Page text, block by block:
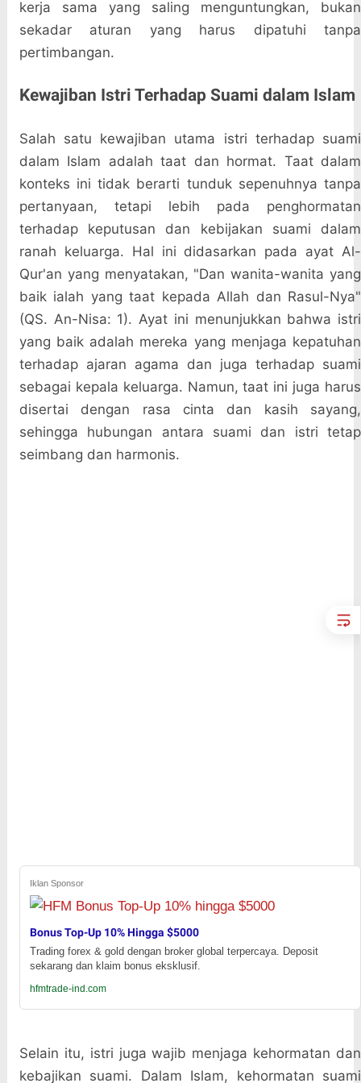
kerja sama yang saling menguntungkan, bukan
sekadar aturan yang harus dipatuhi tanpa
pertimbangan.
Kewajiban Istri Terhadap Suami dalam Islam
Salah satu kewajiban utama istri terhadap suami
dalam Islam adalah taat dan hormat. Taat dalam
konteks ini tidak berarti tunduk sepenuhnya tanpa
pertanyaan, tetapi lebih pada penghormatan
terhadap keputusan dan kebijakan suami dalam
ranah keluarga. Hal ini didasarkan pada ayat Al-
Qur'an yang menyatakan, "Dan wanita-wanita yang
baik ialah yang taat kepada Allah dan Rasul-Nya"
(QS. An-Nisa: 1). Ayat ini menunjukkan bahwa istri
yang baik adalah mereka yang menjaga kepatuhan
terhadap ajaran agama dan juga terhadap suami
sebagai kepala keluarga. Namun, taat ini juga harus
disertai dengan rasa cinta dan kasih sayang,
sehingga hubungan antara suami dan istri tetap
seimbang dan harmonis.
Iklan Sponsor
Bonus Top-Up 10% Hingga $5000
Trading forex & gold dengan broker global terpercaya. Deposit
sekarang dan klaim bonus eksklusif.
hfmtrade-ind.com
Selain itu, istri juga wajib menjaga kehormatan dan
kebajikan suami. Dalam Islam, kehormatan suami